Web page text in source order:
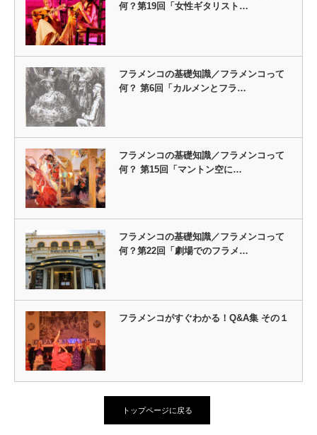
何？第19回「女性ギタリスト…
フラメンコの基礎知識／フラメンコって
何？ 第6回「カルメンとフラ…
フラメンコの基礎知識／フラメンコって
何？ 第15回「マントン空に…
フラメンコの基礎知識／フラメンコって
何？第22回「劇場でのフラメ…
フラメンコがすぐわかる！Q&A集 その１
トップページに戻る